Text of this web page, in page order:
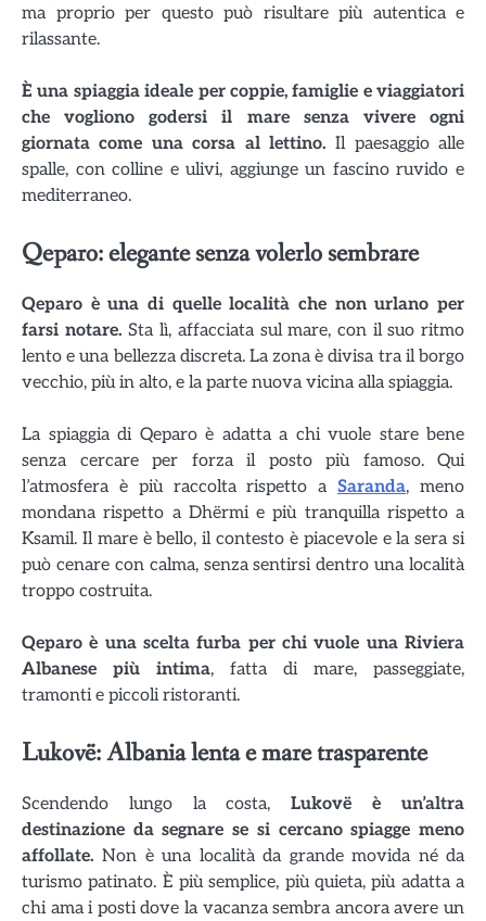
ma proprio per questo può risultare più autentica e
rilassante.
È una spiaggia ideale per coppie, famiglie e viaggiatori
che vogliono godersi il mare senza vivere ogni
giornata come una corsa al lettino. Il paesaggio alle
spalle, con colline e ulivi, aggiunge un fascino ruvido e
mediterraneo.
Qeparo: elegante senza volerlo sembrare
Qeparo è una di quelle località che non urlano per
farsi notare. Sta lì, affacciata sul mare, con il suo ritmo
lento e una bellezza discreta. La zona è divisa tra il borgo
vecchio, più in alto, e la parte nuova vicina alla spiaggia.
La spiaggia di Qeparo è adatta a chi vuole stare bene
senza cercare per forza il posto più famoso. Qui
l’atmosfera è più raccolta rispetto aSaranda, meno
mondana rispetto a Dhërmi e più tranquilla rispetto a
Ksamil. Il mare è bello, il contesto è piacevole e la sera si
può cenare con calma, senza sentirsi dentro una località
troppo costruita.
Qeparo è una scelta furba per chi vuole una Riviera
Albanese più intima, fatta di mare, passeggiate,
tramonti e piccoli ristoranti.
Lukovë: Albania lenta e mare trasparente
Scendendo lungo la costa,Lukovë
è un’altra
destinazione da segnare se si cercano spiagge meno
affollate. Non è una località da grande movida né da
turismo patinato. È più semplice, più quieta, più adatta a
chi ama i posti dove la vacanza sembra ancora avere un